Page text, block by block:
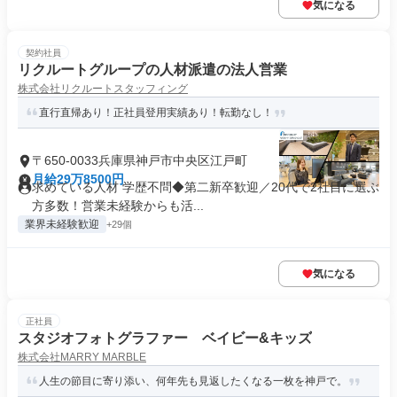
気になる
契約社員
リクルートグループの人材派遣の法人営業
株式会社リクルートスタッフィング
直行直帰あり！正社員登用実績あり！転勤なし！
〒650-0033兵庫県神戸市中央区江戸町
月給29万8500円
求めている人材 学歴不問◆第二新卒歓迎／20代で2社目に選ぶ
方多数！営業未経験からも活...
業界未経験歓迎 +29個
気になる
正社員
スタジオフォトグラファー ベイビー&キッズ
株式会社MARRY MARBLE
人生の節目に寄り添い、何年先も見返したくなる一枚を神戸で。